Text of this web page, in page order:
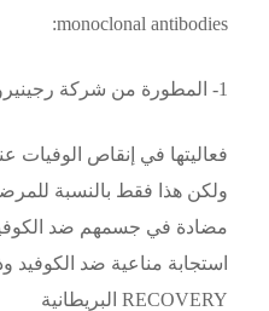
monoclonal antibodies:
1- المطورة من شركة رجينيرون Regeneron
ولكن هذا فقط بالنسبة
مضادة في جسمهم ضد
استجابة مناعية ضد
RECOVERY البريطانية